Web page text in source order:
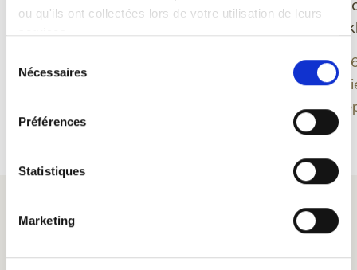
ou qu'ils ont collectées lors de votre utilisation de leurs
services.
Nécessaires
Préférences
Statistiques
Marketing
Grisette biedt een
Belgisch bier door
integreren in een
verankerd is in een
brouwkennis.
geïnspireerd
Montoise
Een editie
band tussen
erfgoed